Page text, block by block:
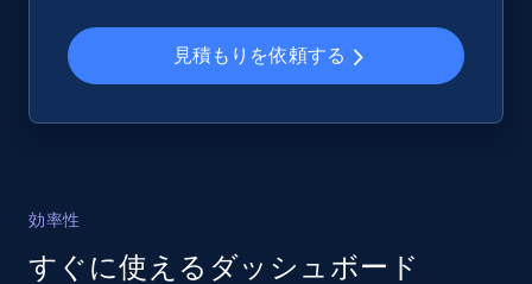
見積もりを依頼する
効率性
すぐに使えるダッシュボード